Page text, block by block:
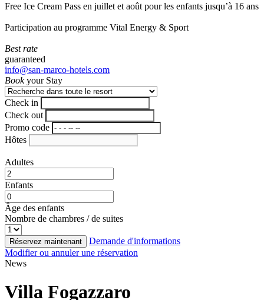
Free Ice Cream Pass en juillet et août pour les enfants jusqu’à 16 ans
Participation au programme Vital Energy & Sport
Best rate
guaranteed
info@san-marco-hotels.com
Bookyour Stay
Check in
Check out
Promo code
Hôtes
Adultes
Enfants
Âge des enfants
Nombre de chambres / de suites
Réservez maintenant
Demande d'informations
Modifier ou annuler une réservation
News
Villa Fogazzaro